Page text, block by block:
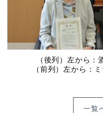
（後列）左から
（前列）左から：
一覧